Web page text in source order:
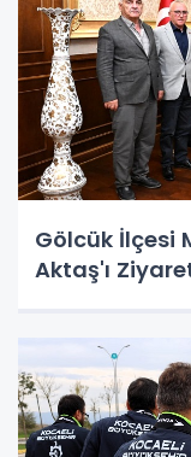
Gölcük İlçesi
Aktaş'ı